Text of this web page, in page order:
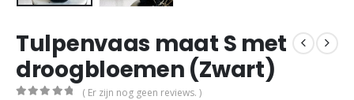
Tulpenvaas maat S met
droogbloemen (Zwart)
( Er zijn nog geen reviews. )